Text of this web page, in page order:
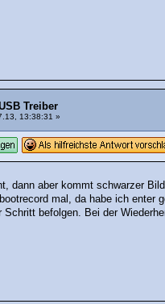
Treiber
13:38:31 »
dann aber kommt schwarzer
mal, da habe ich enter
befolgen. Bei der